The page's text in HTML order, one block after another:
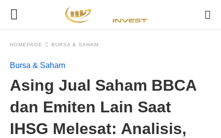
HOMEPAGE BURSA & SAHAM
Bursa & Saham
Asing Jual Saham BBCA
dan Emiten Lain Saat
IHSG Melesat: Analisis,